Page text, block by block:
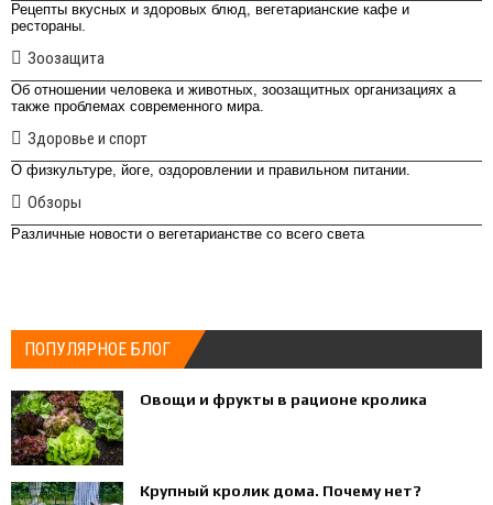
Рецепты вкусных и здоровых блюд, вегетарианские кафе и
рестораны.
Зоозащита
Об отношении человека и животных, зоозащитных организациях а
также проблемах современного мира.
Здоровье и спорт
О физкультуре, йоге, оздоровлении и правильном питании.
Обзоры
Различные новости о вегетарианстве со всего света
ПОПУЛЯРНОЕ БЛОГ
Овощи и фрукты в рационе кролика
Крупный кролик дома. Почему нет?